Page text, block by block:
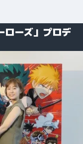
ローズ」プロデ